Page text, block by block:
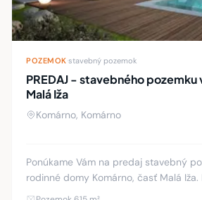
POZEMOK stavebný pozemok
PREDAJ - stavebného pozemku
Malá Iža
Komárno, Komárno
Ponúkame Vám na predaj stavebný
rodinné domy Komárno, časť Malá Iža.
615m2. FOTOGRAFIA JE ILUSTRAČNÁ!